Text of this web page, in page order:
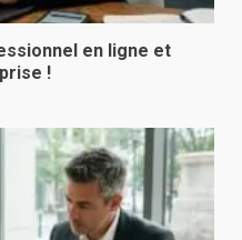
en ligne et
!